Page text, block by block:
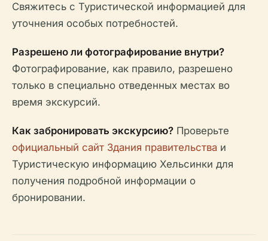
Свяжитесь с Туристической информацией для
уточнения особых потребностей.
Разрешено ли фотографирование внутри?
Фотографирование, как правило, разрешено
только в специально отведенных местах во
время экскурсий.
Как забронировать экскурсию? Проверьте
официальный сайт Здания правительства и
Туристическую информацию Хельсинки для
получения подробной информации о
бронировании.